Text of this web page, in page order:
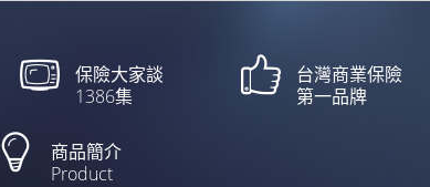
保險大家談
1386集
台灣商業保險
第一品牌
商品簡介
Product